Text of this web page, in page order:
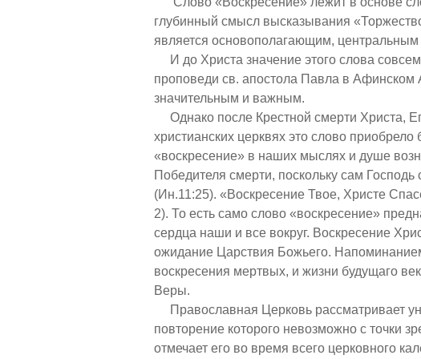
глубинный смысл высказывания
является основополагающим,
И до Христа значение этого слова
проповеди св. апостола Павла в Афинском
значительным и важным.
Однако после Крестной смерти Христа,
христианских церквях это слово
«воскресение» в наших мыслях и душе
Победителя смерти, поскольку сам
(Ин.11:25). «Воскресение Твое, Христе
2). То есть само слово «воскресение»
сердца наши и все вокруг. Воскресение
ожидание Царствия Божьего.
воскресения мертвых, и жизни будущаго
Веры.
Православная Церковь рассматривает
повторение которого невозможно с точки
отмечает его во время всего церковного